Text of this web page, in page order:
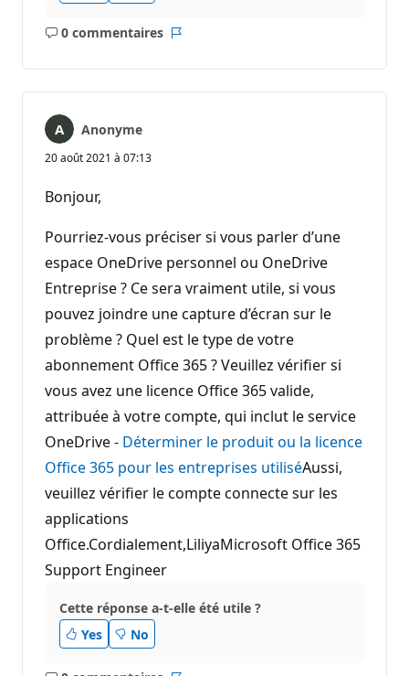
0 commentaires
Aucun
Rapport
Anonyme
20 août 2021 à 07:13
Bonjour,
Pourriez-vous préciser si vous parler d’une
espace OneDrive personnel ou OneDrive
Entreprise ? Ce sera vraiment utile, si vous
pouvez joindre une capture d’écran sur le
problème ? Quel est le type de votre
abonnement Office 365 ? Veuillez vérifier si
vous avez une licence Office 365 valide,
attribuée à votre compte, qui inclut le service
OneDrive - Déterminer le produit ou la licence
Office 365 pour les entreprises utiliséAussi,
veuillez vérifier le compte connecte sur les
applications
Office.Cordialement,LiliyaMicrosoft Office 365
Support Engineer
Cette réponse a-t-elle été utile ?
Yes
No